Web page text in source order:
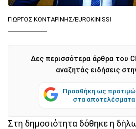
ΓΙΩΡΓΟΣ ΚΟΝΤΑΡΙΝΗΣ/EUROKINISSI
Δες περισσότερα άρθρα του
αναζητάς ειδήσεις
Προσθήκη ως
στα αποτελέσματα
Στη δημοσιότητα δόθηκε η